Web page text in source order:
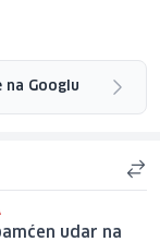
Googlu
udar na